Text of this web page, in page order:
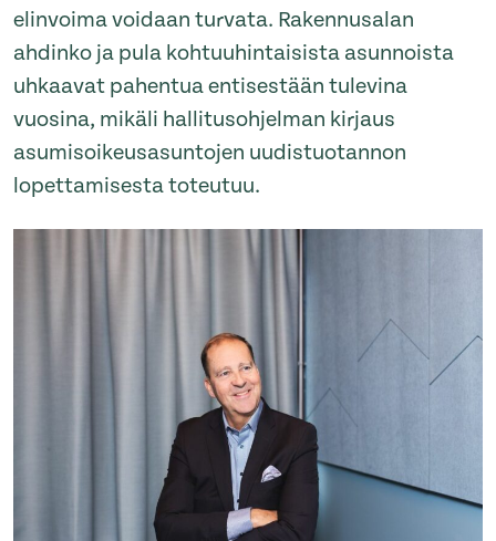
elinvoima voidaan turvata. Rakennusalan
ahdinko ja pula kohtuuhintaisista asunnoista
uhkaavat pahentua entisestään tulevina
vuosina, mikäli hallitusohjelman kirjaus
asumisoikeusasuntojen uudistuotannon
lopettamisesta toteutuu.